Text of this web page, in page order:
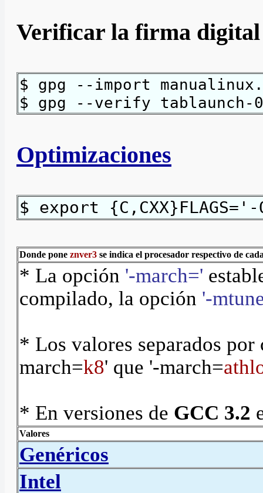
Verificar la firma digital
$ gpg --import
$ gpg --verify tablaunch-
Optimizaciones
$ export {C,CXX}FLAGS='-
Donde pone znver3 se indica el procesador respectivo de
* La opción '-march='
compilado, la opción '-
* Los valores separados
march=k8' que '-march=
* En versiones de GCC 3.2
Valores
Genéricos
Intel